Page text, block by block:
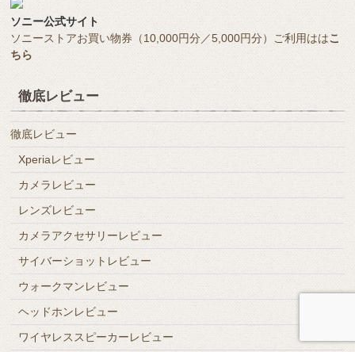
ソニー公式サイト
ソニーストアお買い物券（10,000円分／5,000円分）ご利用ははこ
ちら
徹底レビュー
徹底レビュー
Xperiaレビュー
カメラレビュー
レンズレビュー
カメラアクセサリーレビュー
サイバーショットレビュー
ウォークマンレビュー
ヘッドホンレビュー
ワイヤレススピーカーレビュー